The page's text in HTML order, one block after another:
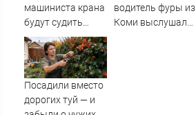
машиниста крана
будут судить
после падения
рабочего с 10-
метровой высоты
09/08/2026 –
водитель фуры из
Коми выслушал
Посадили вместо
дорогих туй — и